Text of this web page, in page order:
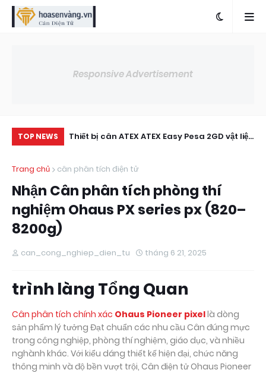
Responsive Advertisement
TOP NEWS
10000kg Tải
Thiết bị cân ATEX ATEX Easy Pesa 2GD vật liệu
Trang chủ cân phân tích điện tử
Nhận Cân phân tích phòng thí
nghiệm Ohaus PX series px (820–
8200g)
can_cong_nghiep_dien_tu tháng 6 21, 2025
trình làng Tổng Quan
Cân phân tích chính xác Ohaus Pioneer pixellà dòng
sản phẩm lý tưởng Đạt chuẩn các nhu cầu Cân đúng mực
trong công nghiệp, phòng thí nghiệm, giáo dục, và nhiều
nghành khác. Với kiểu dáng thiết kế hiện đại, chức năng
thông minh và độ bền vượt trội, Cân điện tử Ohaus Pioneer